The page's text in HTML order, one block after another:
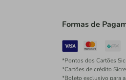
Formas de
*Pontos dos Cartões
*Cartões de crédito
*Boleto exclusivo para